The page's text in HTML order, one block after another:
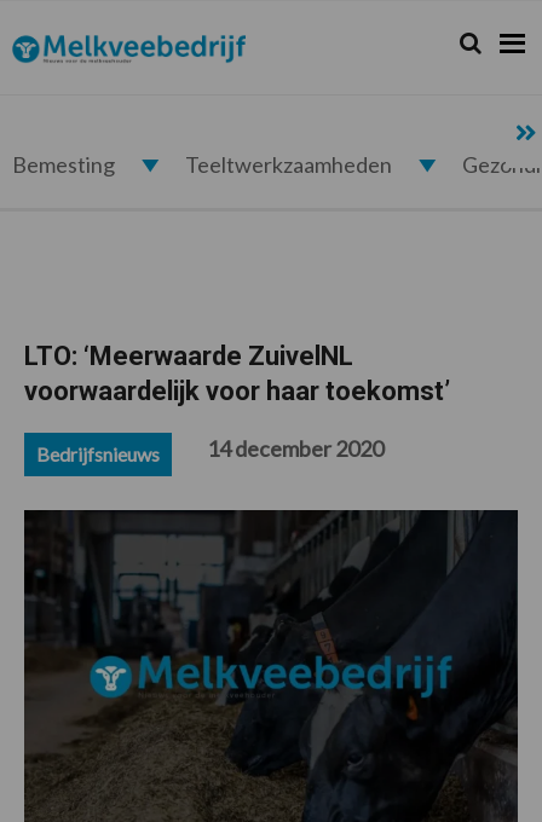
de
hoofdnavigatie
de
hoofd
de
eerste
de
voettekst
Melkveebedrijf.nl Zoeken...
Zoek
Bemesting Teeltwerkzaamheden
LTO: ‘Meerwaarde ZuivelNL
voorwaardelijk voor haar toekomst’
Bedrijfsnieuws 14 december 2020